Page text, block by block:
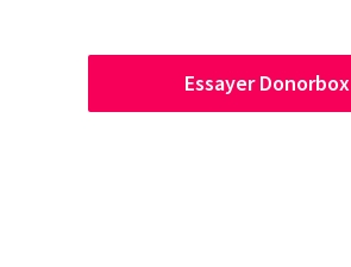
Essayer Donorbox